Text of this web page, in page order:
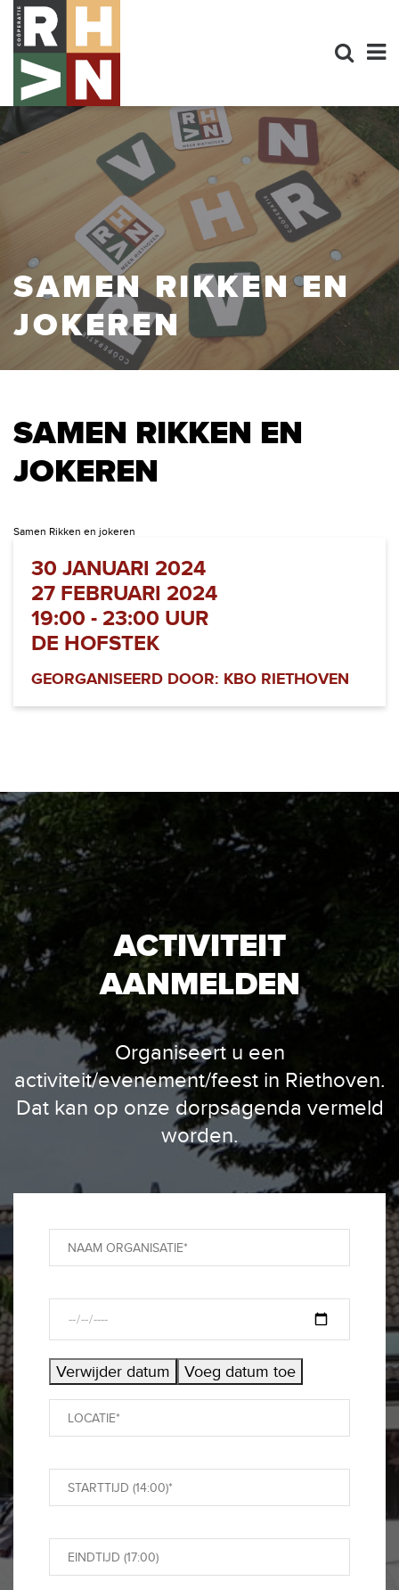
SAMEN RIKKEN EN
JOKEREN
SAMEN RIKKEN EN
JOKEREN
Samen Rikken en jokeren
30 JANUARI 2024
27 FEBRUARI 2024
19:00 - 23:00 UUR
DE HOFSTEK
GEORGANISEERD DOOR: KBO RIETHOVEN
ACTIVITEIT
AANMELDEN
Organiseert u een
activiteit/evenement/feest in Riethoven.
Dat kan op onze dorpsagenda vermeld
worden.
Verwijder datum Voeg datum toe